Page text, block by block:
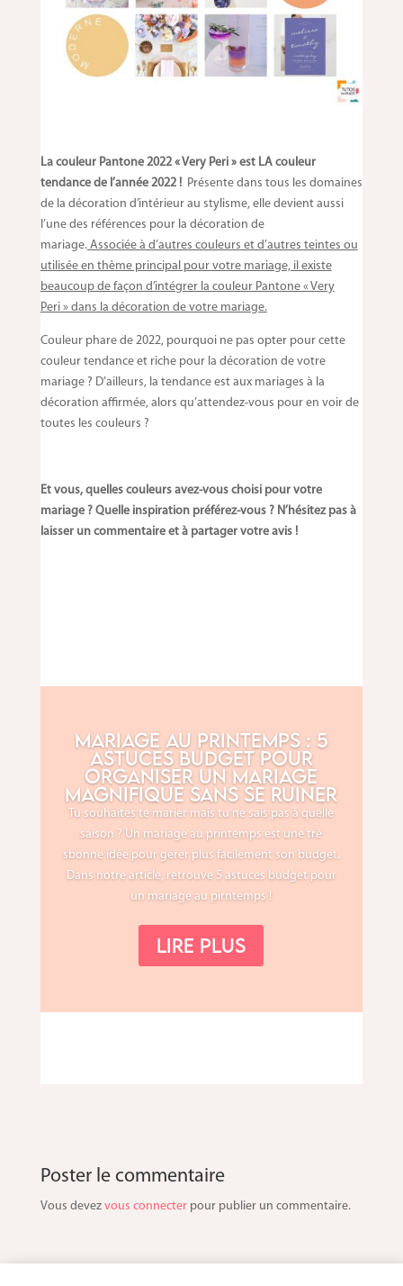
La couleur Pantone 2022 « Very Peri » est LA couleur
tendance de l’année 2022 ! Présente dans tous les domaines
de la décoration d’intérieur au stylisme, elle devient aussi
l’une des références pour la décoration de
mariage.Associée à d’autres couleurs et d’autres teintes ou
utilisée en thème principal pour votre mariage, il existe
beaucoup de façon d’intégrer la couleur Pantone « Very
Peri » dans la décoration de votre mariage.
Couleur phare de 2022, pourquoi ne pas opter pour cette
couleur tendance et riche pour la décoration de votre
mariage ? D’ailleurs, la tendance est aux mariages à la
décoration affirmée, alors qu’attendez-vous pour en voir de
toutes les couleurs ?
Et vous, quelles couleurs avez-vous choisi pour votre
mariage ? Quelle inspiration préférez-vous ? N’hésitez pas à
laisser un commentaire et à partager votre avis !
Mariage au printemps : 5
astuces budget pour
organiser un mariage
magnifique sans se ruiner
Tu souhaites te marier mais tu ne sais pas à quelle
saison ? Un mariage au printemps est une trè
sbonne idée pour gérer plus facilement son budget.
Dans notre article, retrouve 5 astuces budget pour
un mariage au pirntemps !
Lire plus
Poster le commentaire
Vous devez vous connecterpour publier un commentaire.